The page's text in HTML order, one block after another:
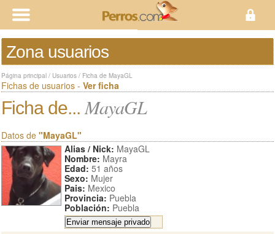
Zona usuarios
Página principal / Usuarios / Ficha de MayaGL
Fichas de usuarios - Ver ficha
Ficha de... MayaGL
Datos de "MayaGL"
Alias / Nick: MayaGL
Nombre: Mayra
Edad: 51 años
Sexo: Mujer
Pais: Mexico
Provincia: Puebla
Población: Puebla